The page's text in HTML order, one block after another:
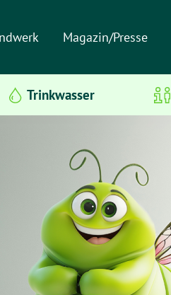
Magazin/Presse
Trinkwasser